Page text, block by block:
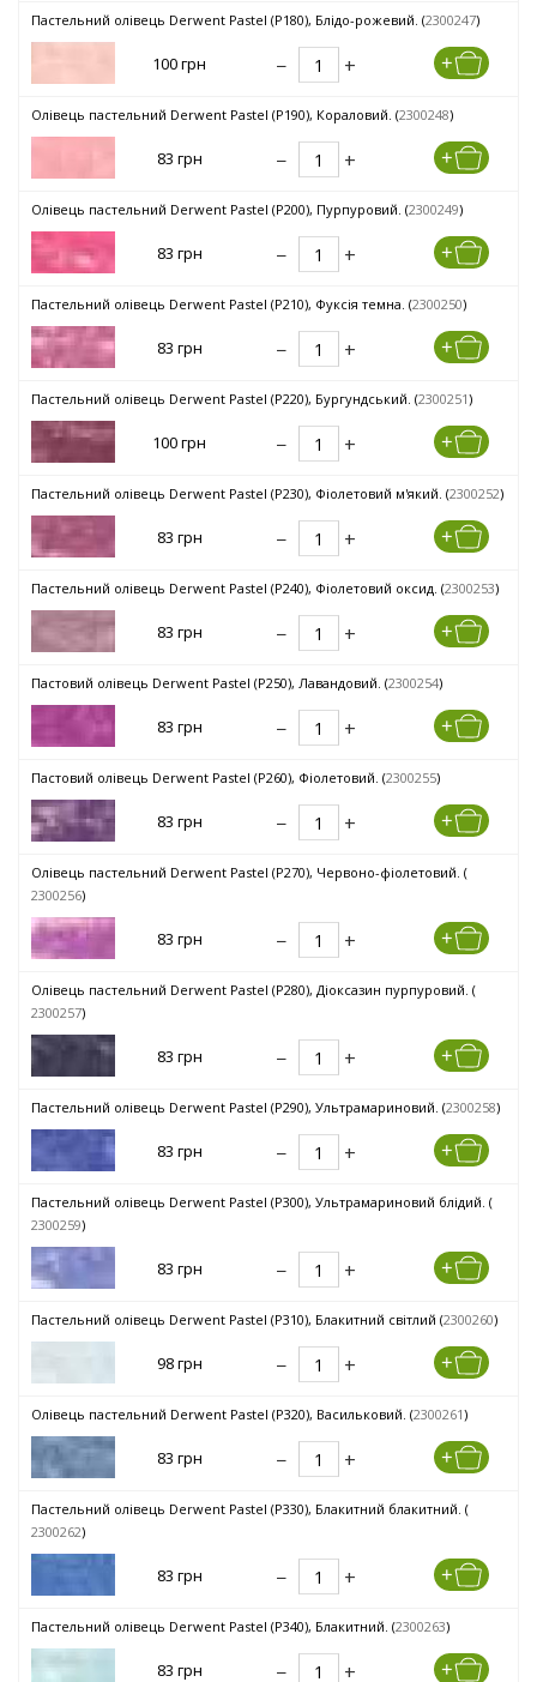
Пастельний олівець Derwent Pastel (P180), Блідо-рожевий. (2300247)
100 грн
Олівець пастельний Derwent Pastel (P190), Кораловий. (2300248)
83 грн
Олівець пастельний Derwent Pastel (P200), Пурпуровий. (2300249)
83 грн
Пастельний олівець Derwent Pastel (P210), Фуксія темна. (2300250)
83 грн
Пастельний олівець Derwent Pastel (P220), Бургундський. (2300251)
100 грн
Пастельний олівець Derwent Pastel (P230), Фіолетовий м'який. (2300252)
83 грн
Пастельний олівець Derwent Pastel (P240), Фіолетовий оксид. (2300253)
83 грн
Пастовий олівець Derwent Pastel (P250), Лавандовий. (2300254)
83 грн
Пастовий олівець Derwent Pastel (P260), Фіолетовий. (2300255)
83 грн
Олівець пастельний Derwent Pastel (P270), Червоно-фіолетовий. (
2300256)
83 грн
Олівець пастельний Derwent Pastel (P280), Діоксазин пурпуровий. (
2300257)
83 грн
Пастельний олівець Derwent Pastel (P290), Ультрамариновий. (2300258)
83 грн
Пастельний олівець Derwent Pastel (P300), Ультрамариновий блідий. (
2300259)
83 грн
Пастельний олівець Derwent Pastel (P310), Блакитний світлий (2300260)
98 грн
Олівець пастельний Derwent Pastel (P320), Васильковий. (2300261)
83 грн
Пастельний олівець Derwent Pastel (P330), Блакитний блакитний. (
2300262)
83 грн
Пастельний олівець Derwent Pastel (P340), Блакитний. (2300263)
83 грн